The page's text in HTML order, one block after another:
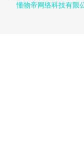
懂物帝网络科技有限